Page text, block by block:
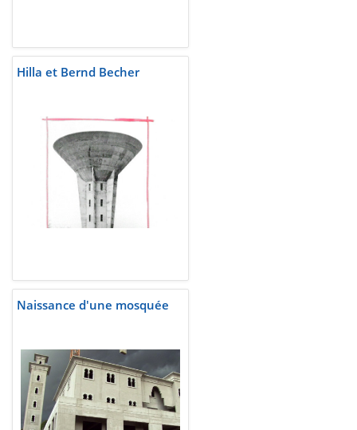
Hilla et Bernd Becher
Naissance d'une mosquée